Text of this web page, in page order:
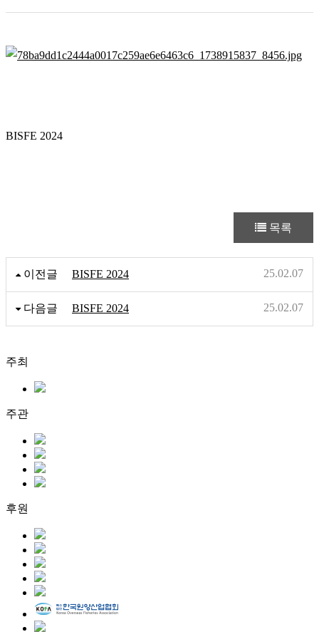
BISFE 2024
목록
이전글 BISFE 2024 25.02.07
다음글 BISFE 2024 25.02.07
주최
주관
후원